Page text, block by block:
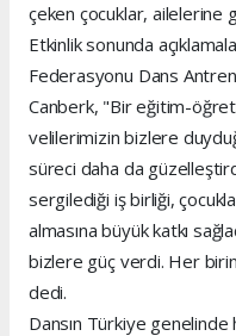
çeken çocuklar, ailelerine
Etkinlik sonunda
Federasyonu Dans
Canberk, "Bir eğitim-
velilerimizin bizlere
süreci daha da
sergilediği iş birliği,
almasına büyük katkı
bizlere güç verdi. Her
dedi.
Dansın Türkiye genelinde